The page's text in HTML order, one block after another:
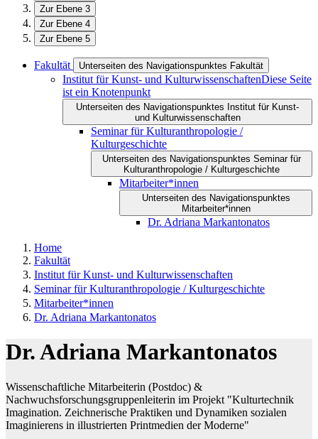
Zur Ebene 3
Zur Ebene 4
Zur Ebene 5
Fakultät Unterseiten des Navigationspunktes Fakultät
Institut für Kunst- und KulturwissenschaftenDiese Seite
ist ein Knotenpunkt
Unterseiten des Navigationspunktes Institut für Kunst-
und Kulturwissenschaften
Seminar für Kulturanthropologie /
Kulturgeschichte
Unterseiten des Navigationspunktes Seminar für
Kulturanthropologie / Kulturgeschichte
Mitarbeiter*innen
Unterseiten des Navigationspunktes
Mitarbeiter*innen
Dr. Adriana Markantonatos
Home
Fakultät
Institut für Kunst- und Kulturwissenschaften
Seminar für Kulturanthropologie / Kulturgeschichte
Mitarbeiter*innen
Dr. Adriana Markantonatos
Dr. Adriana Markantonatos
Wissenschaftliche Mitarbeiterin (Postdoc) &
Nachwuchsforschungsgruppenleiterin im Projekt "Kulturtechnik
Imagination. Zeichnerische Praktiken und Dynamiken sozialen
Imaginierens in illustrierten Printmedien der Moderne"